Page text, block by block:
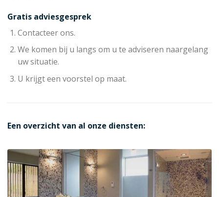
Gratis adviesgesprek
Contacteer ons.
We komen bij u langs om u te adviseren naargelang
uw situatie.
U krijgt een voorstel op maat.
Een overzicht van al onze diensten: